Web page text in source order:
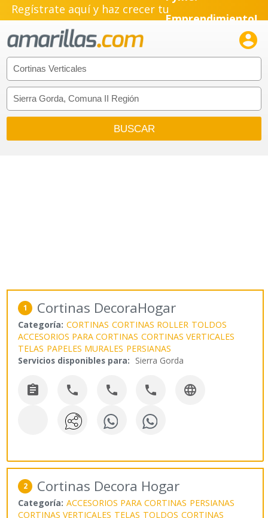
Regístrate aquí y haz crecer tuEmprendimiento!

1 Cortinas DecoraHogar
Categoría: CORTINAS CORTINAS ROLLER TOLDOS
ACCESORIOS PARA CORTINAS CORTINAS VERTICALES
TELAS PAPELES MURALES PERSIANAS
Servicios disponibles para: Sierra Gorda
    
2 Cortinas Decora Hogar
Categoría: ACCESORIOS PARA CORTINAS PERSIANAS
CORTINAS VERTICALES TELAS TOLDOS CORTINAS